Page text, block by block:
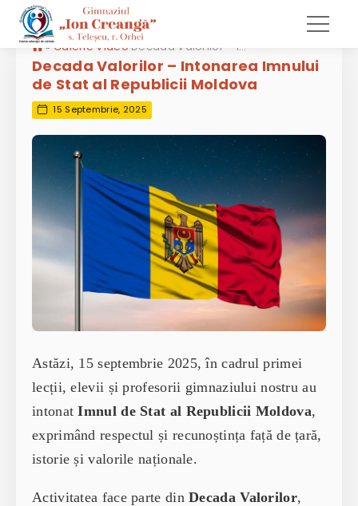
»Galerie Video Decada Valorilor – Intonarea Imnului de Stat al Republicii Moldova
Decada Valorilor – Intonarea Imnului
de Stat al Republicii Moldova
15 Septembrie, 2025
Astăzi, 15 septembrie 2025, în cadrul primei
lecții, elevii și profesorii gimnaziului nostru au
intonatImnul de Stat al Republicii Moldova,
exprimând respectul și recunoștința față de țară,
istorie și valorile naționale.
Activitatea face parte dinDecada Valorilor,